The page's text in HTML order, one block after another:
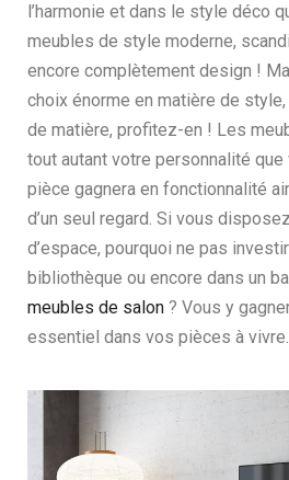
l’harmonie et dans le style déco
meubles de style moderne,
encore complètement design !
choix énorme en matière de
de matière, profitez-en ! Les
tout autant votre personnalité
pièce gagnera en fonctionnalité
d’un seul regard. Si vous
d’espace, pourquoi ne pas
bibliothèque ou encore dans un
meubles de salon ? Vous y
essentiel dans vos pièces à vivre.